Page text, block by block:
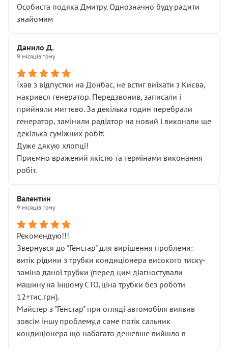
Особиста подяка Дмитру. Однозначно буду радити
знайомим
Данило Д.
9 місяців тому
Їхав з відпустки на Донбас, не встиг виїхати з Києва,
накрився генератор. Передзвонив, записали і
прийняли миттєво. За декілька годин перебрали
генератор, замінили радіатор на новий і виконали ще
декілька суміжних робіт.
Дуже дякую хлопці!
Приємно вражений якістю та термінами виконання
робіт.
Валентин
9 місяців тому
Рекомендую!!!
Звернувся до "Генстар" для вирішення проблеми:
витік рідини з трубки кондиціонера високого тиску-
заміна даної трубки (перед цим діагностували
машину на іншому СТО,ціна трубки без роботи
12+тис.грн).
Майстер з "Генстар" при огляді автомобіля виявив
зовсім іншу проблему,а саме потік сальник
кондиціонера що набагато дешевше вийшло в
підсумку.